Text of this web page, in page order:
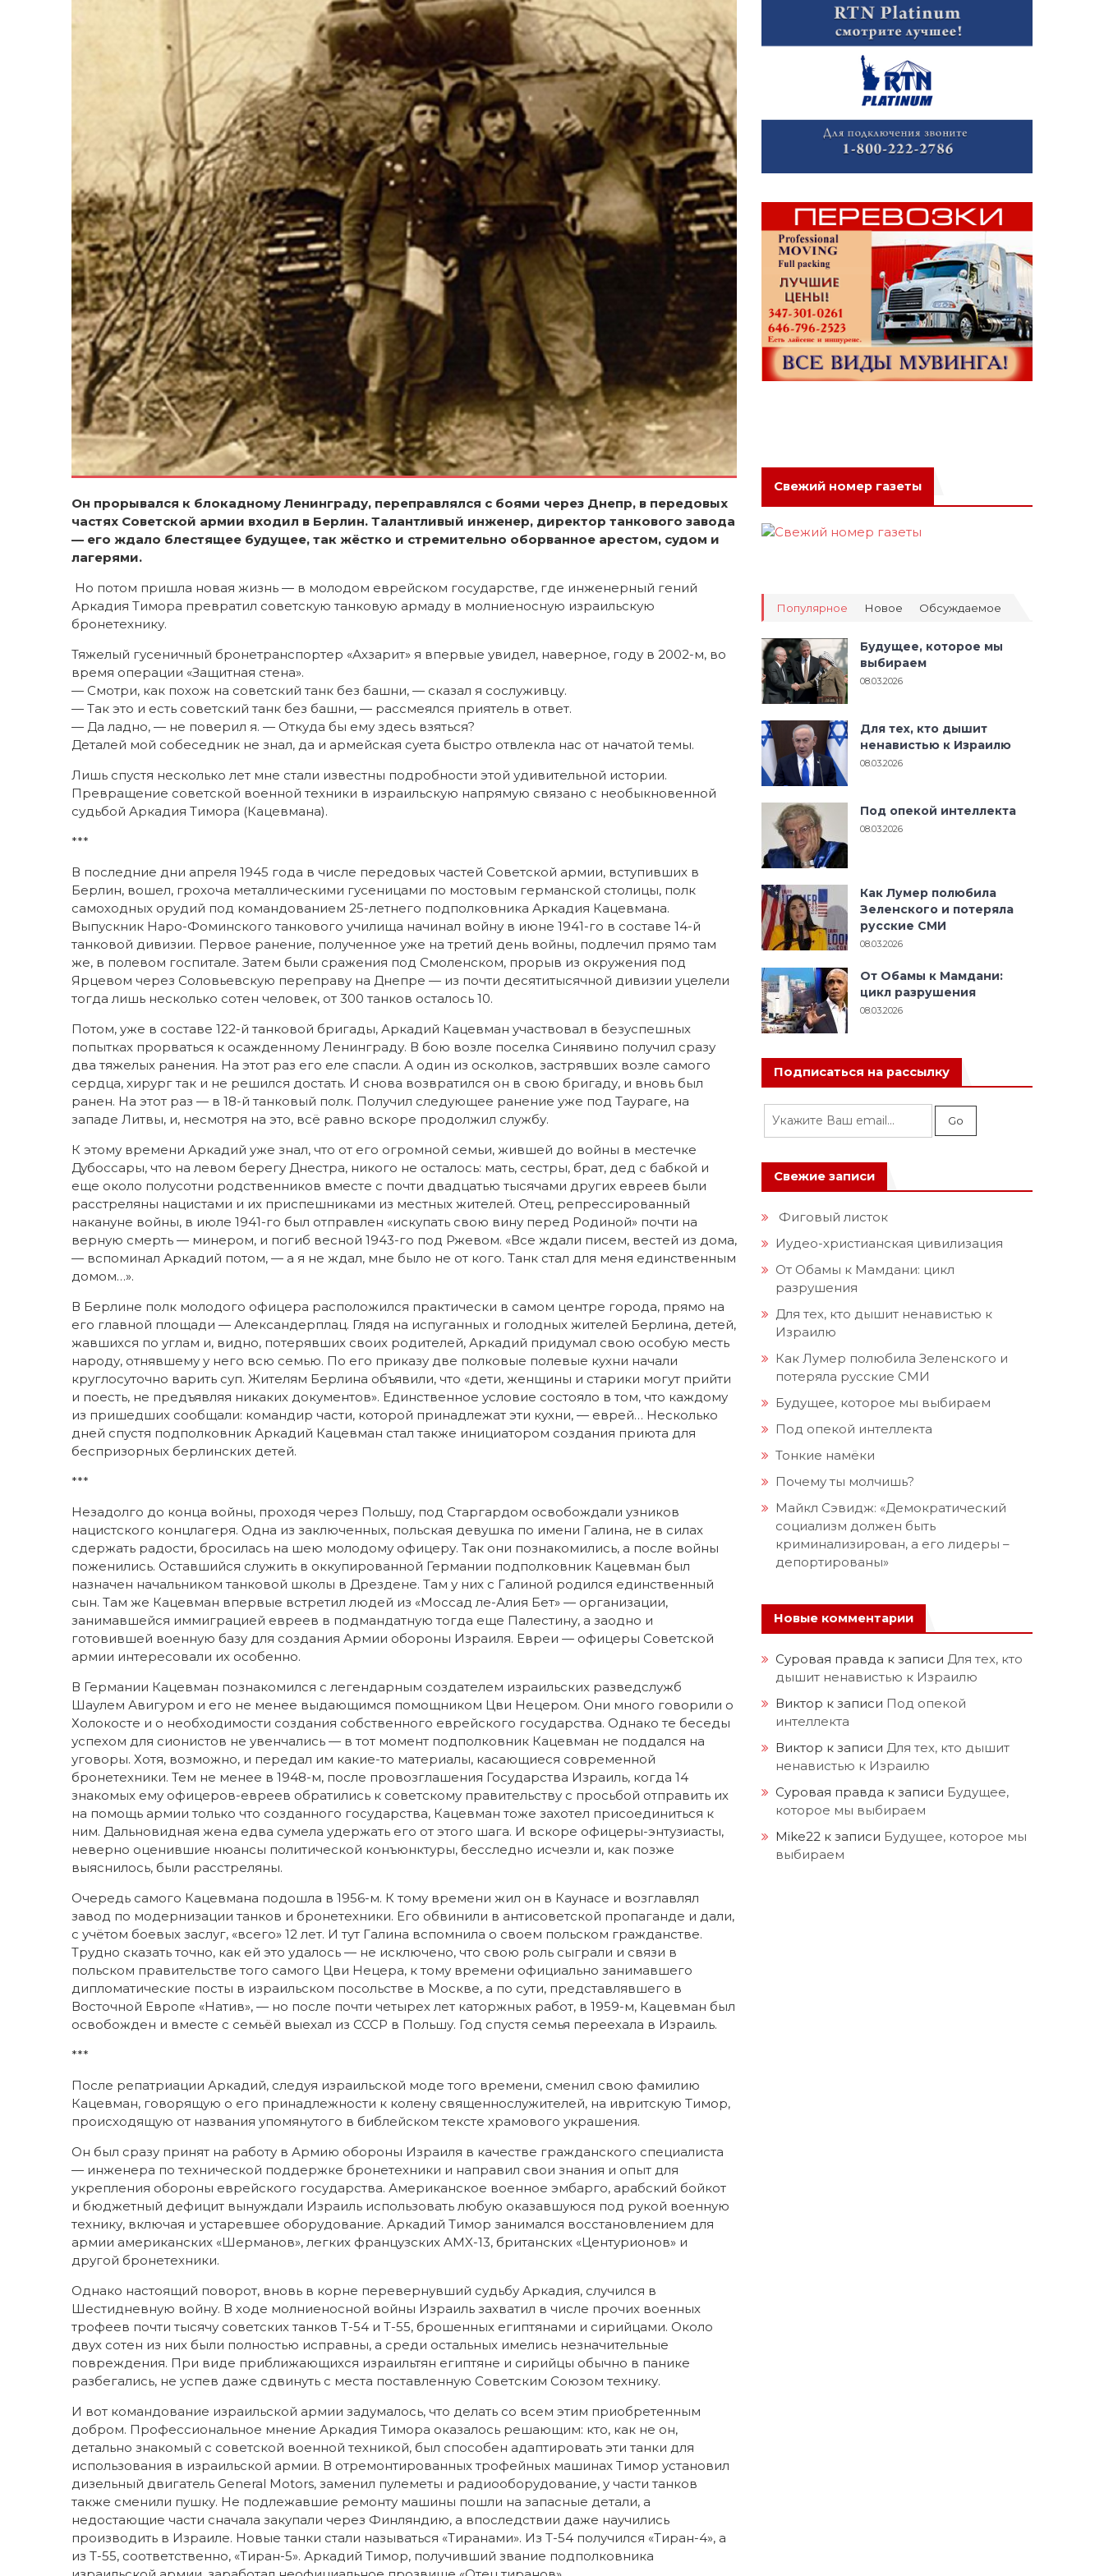
Он прорывался к блокадному Ленинграду, переправлялся с боями через Днепр, в передовых
частях Советской армии входил в Берлин. Талантливый инженер, директор танкового завода
— его ждало блестящее будущее, так жёстко и стремительно оборванное арестом, судом и
лагерями.
Но потом пришла новая жизнь — в молодом еврейском государстве, где инженерный гений
Аркадия Тимора превратил советскую танковую армаду в молниеносную израильскую
бронетехнику.
Тяжелый гусеничный бронетранспортер «Ахзарит» я впервые увидел, наверное, году в 2002-м, во
время операции «Защитная стена».
— Смотри, как похож на советский танк без башни, — сказал я сослуживцу.
— Так это и есть советский танк без башни, — рассмеялся приятель в ответ.
— Да ладно, — не поверил я. — Откуда бы ему здесь взяться?
Деталей мой собеседник не знал, да и армейская суета быстро отвлекла нас от начатой темы.
Лишь спустя несколько лет мне стали известны подробности этой удивительной истории.
Превращение советской военной техники в израильскую напрямую связано с необыкновенной
судьбой Аркадия Тимора (Кацевмана).
***
В последние дни апреля 1945 года в числе передовых частей Советской армии, вступивших в
Берлин, вошел, грохоча металлическими гусеницами по мостовым германской столицы, полк
самоходных орудий под командованием 25-летнего подполковника Аркадия Кацевмана.
Выпускник Наро-Фоминского танкового училища начинал войну в июне 1941-го в составе 14-й
танковой дивизии. Первое ранение, полученное уже на третий день войны, подлечил прямо там
же, в полевом госпитале. Затем были сражения под Смоленском, прорыв из окружения под
Ярцевом через Соловьевскую переправу на Днепре — из почти десятитысячной дивизии уцелели
тогда лишь несколько сотен человек, от 300 танков осталось 10.
Потом, уже в составе 122-й танковой бригады, Аркадий Кацевман участвовал в безуспешных
попытках прорваться к осажденному Ленинграду. В бою возле поселка Синявино получил сразу
два тяжелых ранения. На этот раз его еле спасли. А один из осколков, застрявших возле самого
сердца, хирург так и не решился достать. И снова возвратился он в свою бригаду, и вновь был
ранен. На этот раз — в 18-й танковый полк. Получил следующее ранение уже под Таураге, на
западе Литвы, и, несмотря на это, всё равно вскоре продолжил службу.
К этому времени Аркадий уже знал, что от его огромной семьи, жившей до войны в местечке
Дубоссары, что на левом берегу Днестра, никого не осталось: мать, сестры, брат, дед с бабкой и
еще около полусотни родственников вместе с почти двадцатью тысячами других евреев были
расстреляны нацистами и их приспешниками из местных жителей. Отец, репрессированный
накануне войны, в июле 1941-го был отправлен «искупать свою вину перед Родиной» почти на
верную смерть — минером, и погиб весной 1943-го под Ржевом. «Все ждали писем, вестей из дома,
— вспоминал Аркадий потом, — а я не ждал, мне было не от кого. Танк стал для меня единственным
домом…».
В Берлине полк молодого офицера расположился практически в самом центре города, прямо на
его главной площади — Александерплац. Глядя на испуганных и голодных жителей Берлина, детей,
жавшихся по углам и, видно, потерявших своих родителей, Аркадий придумал свою особую месть
народу, отнявшему у него всю семью. По его приказу две полковые полевые кухни начали
круглосуточно варить суп. Жителям Берлина объявили, что «дети, женщины и старики могут прийти
и поесть, не предъявляя никаких документов». Единственное условие состояло в том, что каждому
из пришедших сообщали: командир части, которой принадлежат эти кухни, — еврей… Несколько
дней спустя подполковник Аркадий Кацевман стал также инициатором создания приюта для
беспризорных берлинских детей.
***
Незадолго до конца войны, проходя через Польшу, под Старгардом освобождали узников
нацистского концлагеря. Одна из заключенных, польская девушка по имени Галина, не в силах
сдержать радости, бросилась на шею молодому офицеру. Так они познакомились, а после войны
поженились. Оставшийся служить в оккупированной Германии подполковник Кацевман был
назначен начальником танковой школы в Дрездене. Там у них с Галиной родился единственный
сын. Там же Кацевман впервые встретил людей из «Моссад ле-Алия Бет» — организации,
занимавшейся иммиграцией евреев в подмандатную тогда еще Палестину, а заодно и
готовившей военную базу для создания Армии обороны Израиля. Евреи — офицеры Советской
армии интересовали их особенно.
В Германии Кацевман познакомился с легендарным создателем израильских разведслужб
Шаулем Авигуром и его не менее выдающимся помощником Цви Нецером. Они много говорили о
Холокосте и о необходимости создания собственного еврейского государства. Однако те беседы
успехом для сионистов не увенчались — в тот момент подполковник Кацевман не поддался на
уговоры. Хотя, возможно, и передал им какие-то материалы, касающиеся современной
бронетехники. Тем не менее в 1948-м, после провозглашения Государства Израиль, когда 14
знакомых ему офицеров-евреев обратились к советскому правительству с просьбой отправить их
на помощь армии только что созданного государства, Кацевман тоже захотел присоединиться к
ним. Дальновидная жена едва сумела удержать его от этого шага. И вскоре офицеры-энтузиасты,
неверно оценившие нюансы политической конъюнктуры, бесследно исчезли и, как позже
выяснилось, были расстреляны.
Очередь самого Кацевмана подошла в 1956-м. К тому времени жил он в Каунасе и возглавлял
завод по модернизации танков и бронетехники. Его обвинили в антисоветской пропаганде и дали,
с учётом боевых заслуг, «всего» 12 лет. И тут Галина вспомнила о своем польском гражданстве.
Трудно сказать точно, как ей это удалось — не исключено, что свою роль сыграли и связи в
польском правительстве того самого Цви Нецера, к тому времени официально занимавшего
дипломатические посты в израильском посольстве в Москве, а по сути, представлявшего в
Восточной Европе «Натив», — но после почти четырех лет каторжных работ, в 1959-м, Кацевман был
освобожден и вместе с семьёй выехал из СССР в Польшу. Год спустя семья переехала в Израиль.
***
После репатриации Аркадий, следуя израильской моде того времени, сменил свою фамилию
Кацевман, говорящую о его принадлежности к колену священнослужителей, на ивритскую Тимор,
происходящую от названия упомянутого в библейском тексте храмового украшения.
Он был сразу принят на работу в Армию обороны Израиля в качестве гражданского специалиста
— инженера по технической поддержке бронетехники и направил свои знания и опыт для
укрепления обороны еврейского государства. Американское военное эмбарго, арабский бойкот
и бюджетный дефицит вынуждали Израиль использовать любую оказавшуюся под рукой военную
технику, включая и устаревшее оборудование. Аркадий Тимор занимался восстановлением для
армии американских «Шерманов», легких французских AMX-13, британских «Центурионов» и
другой бронетехники.
Однако настоящий поворот, вновь в корне перевернувший судьбу Аркадия, случился в
Шестидневную войну. В ходе молниеносной войны Израиль захватил в числе прочих военных
трофеев почти тысячу советских танков Т-54 и Т-55, брошенных египтянами и сирийцами. Около
двух сотен из них были полностью исправны, а среди остальных имелись незначительные
повреждения. При виде приближающихся израильтян египтяне и сирийцы обычно в панике
разбегались, не успев даже сдвинуть с места поставленную Советским Союзом технику.
И вот командование израильской армии задумалось, что делать со всем этим приобретенным
добром. Профессиональное мнение Аркадия Тимора оказалось решающим: кто, как не он,
детально знакомый с советской военной техникой, был способен адаптировать эти танки для
использования в израильской армии. В отремонтированных трофейных машинах Тимор установил
дизельный двигатель General Motors, заменил пулеметы и радиооборудование, у части танков
также сменили пушку. Не подлежавшие ремонту машины пошли на запасные детали, а
недостающие части сначала закупали через Финляндию, а впоследствии даже научились
производить в Израиле. Новые танки стали называться «Тиранами». Из Т-54 получился «Тиран-4», а
из Т-55, соответственно, «Тиран-5». Аркадий Тимор, получивший звание подполковника
Свежий номер газеты
Популярное Новое Обсуждаемое
Будущее, которое мы
выбираем
08.03.2026
Для тех, кто дышит
ненавистью к Израилю
08.03.2026
Под опекой интеллекта
08.03.2026
Как Лумер полюбила
Зеленского и потеряла
русские СМИ
08.03.2026
От Обамы к Мамдани:
цикл разрушения
08.03.2026
Подписаться на рассылку
Свежие записи
Фиговый листок
Иудео-христианская цивилизация
От Обамы к Мамдани: цикл
разрушения
Для тех, кто дышит ненавистью к
Израилю
Как Лумер полюбила Зеленского и
потеряла русские СМИ
Будущее, которое мы выбираем
Под опекой интеллекта
Тонкие намёки
Почему ты молчишь?
Майкл Сэвидж: «Демократический
социализм должен быть
криминализирован, а его лидеры –
депортированы»
Новые комментарии
Суровая правда к записи Для тех, кто
дышит ненавистью к Израилю
Виктор к записи Под опекой
интеллекта
Виктор к записи Для тех, кто дышит
ненавистью к Израилю
Суровая правда к записи Будущее,
которое мы выбираем
Mike22 к записи Будущее, которое мы
выбираем